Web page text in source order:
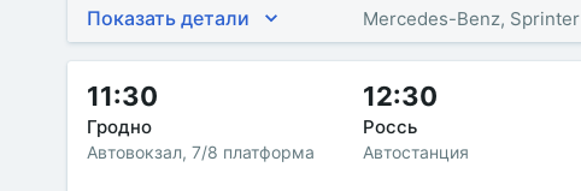
Показать детали Mercedes-Benz, Sprinter
11:30
Гродно
Автовокзал, 7/8 платформа
12:30
Россь
Автостанция